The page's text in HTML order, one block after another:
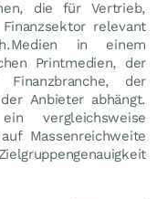
die für Vertrieb,
relevant
in einem
Printmedien, der
der
Anbieter abhängt.
vergleichsweise
Massenreichweite